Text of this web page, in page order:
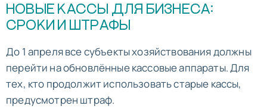
НОВЫЕ КАССЫ ДЛЯ БИЗНЕСА:
СРОКИ И ШТРАФЫ
До 1 апреля все субъекты хозяйствования должны
перейти на обновлённые кассовые аппараты. Для
тех, кто продолжит использовать старые кассы,
предусмотрен штраф.